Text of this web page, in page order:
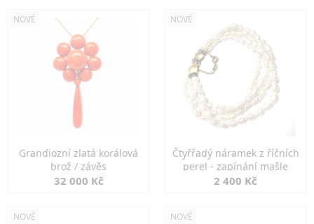
NOVÉ
Grandiozní zlatá korálová
brož / závěs
32 000 Kč
NOVÉ
Čtyřřadý náramek z říčních
perel - zapínání mašle
2 400 Kč
NOVÉ NOVÉ